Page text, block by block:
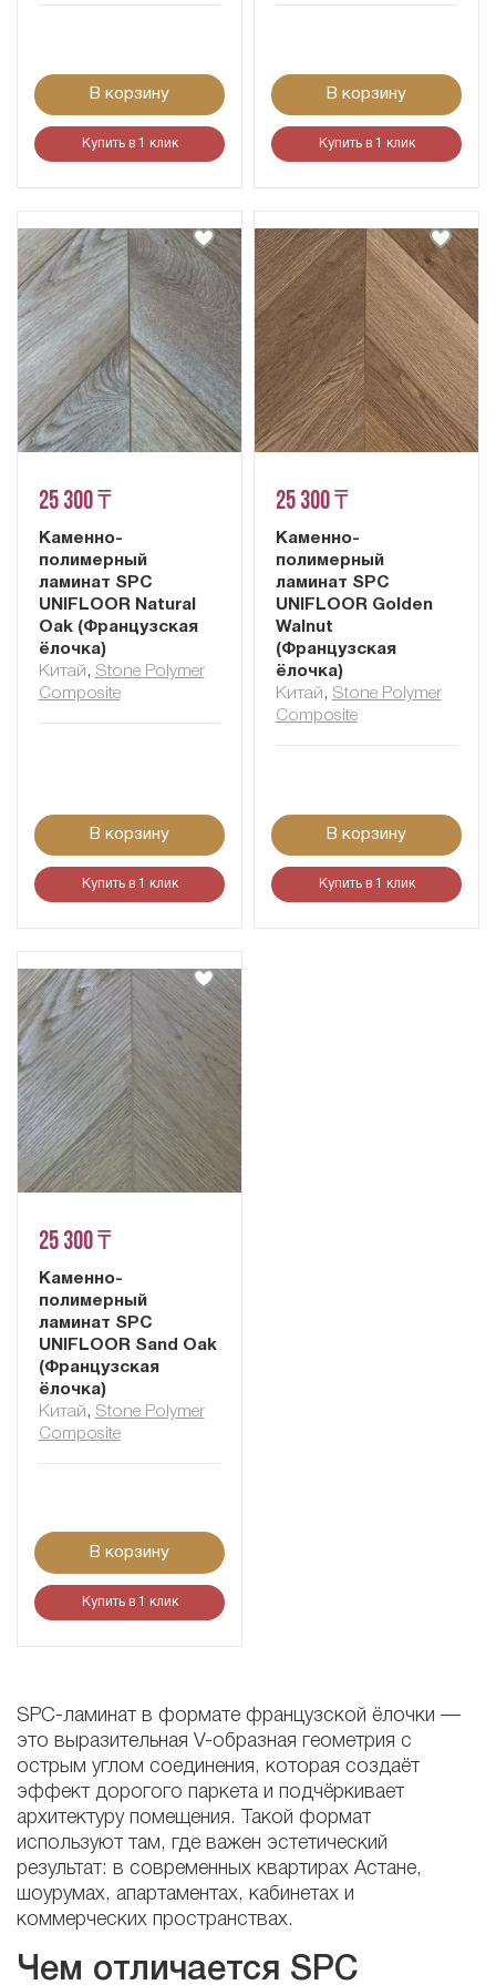
В корзину
Купить в 1 клик
В корзину
Купить в 1 клик
25 300 ₸
Каменно-
полимерный
ламинат SPC
UNIFLOOR Natural
Oak (Французская
ёлочка)
Китай , Stone Polymer
Composite
В корзину
Купить в 1 клик
25 300 ₸
Каменно-
полимерный
ламинат SPC
UNIFLOOR Golden
Walnut
(Французская
ёлочка)
Китай , Stone Polymer
Composite
В корзину
Купить в 1 клик
25 300 ₸
Каменно-
полимерный
ламинат SPC
UNIFLOOR Sand Oak
(Французская
ёлочка)
Китай , Stone Polymer
Composite
В корзину
Купить в 1 клик
SPC-ламинат в формате французской ёлочки —
это выразительная V-образная геометрия с
острым углом соединения, которая создаёт
эффект дорогого паркета и подчёркивает
архитектуру помещения. Такой формат
используют там, где важен эстетический
результат: в современных квартирах Астане,
шоурумах, апартаментах, кабинетах и
коммерческих пространствах.
Чем отличается SPC